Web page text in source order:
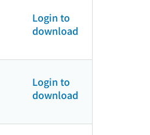
Login to
download
Login to
download